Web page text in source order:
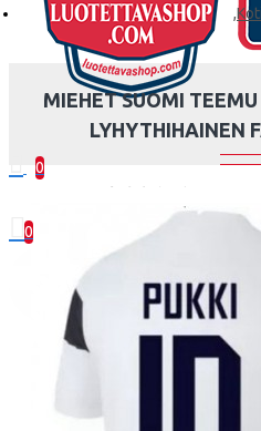
0
0
Ostoskorisi on tyhjä!
,Koti
MIEHET SUOMI
LYHYTHIHAINEN